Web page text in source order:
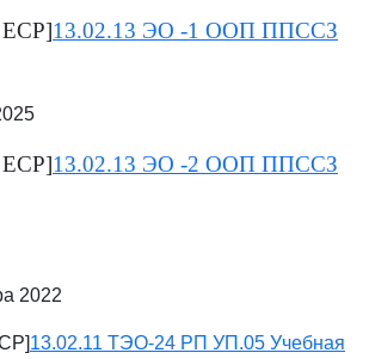
13.02.13 ЭО -1 ООП ППССЗ
13.02.13 ЭО -2 ООП ППССЗ
2022
13.02.11 ТЭО-24 РП УП.05 Учебная